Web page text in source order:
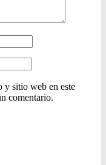
y sitio web en este
comentario.